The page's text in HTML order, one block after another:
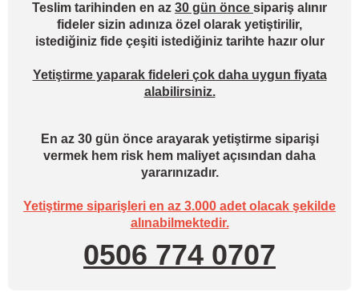
Teslim tarihinden en az 30 gün önce sipariş alınır
fideler sizin adınıza özel olarak yetiştirilir,
istediğiniz fide çeşiti istediğiniz tarihte hazır olur
Yetiştirme yaparak fideleri çok daha uygun fiyata
alabilirsiniz.
En az 30 gün önce arayarak yetiştirme siparişi
vermek hem risk hem maliyet açısından daha
yararınızadır.
Yetiştirme siparişleri en az 3.000 adet olacak şekilde
alınabilmektedir.
0506 774 0707